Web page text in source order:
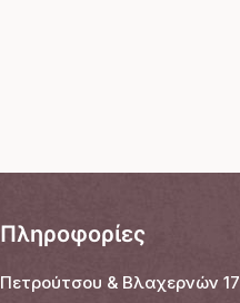
Πληροφορίες
Πετρούτσου & Βλαχερνών 17